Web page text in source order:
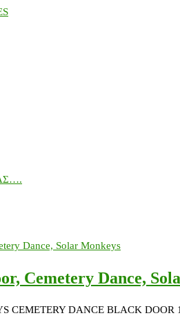
Cemetery Dance,
CEMETERY DANCE BLACK DOOR